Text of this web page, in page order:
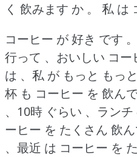
く 飲みます か 。
私 は
コーヒー が 好き です 。
行って 、おいしい コー
は 、私 が もっと もっ
杯 も コーヒー を 飲ん
、10時 ぐらい 、ラン
ーヒー を たくさん 飲
、最近 は コーヒー を